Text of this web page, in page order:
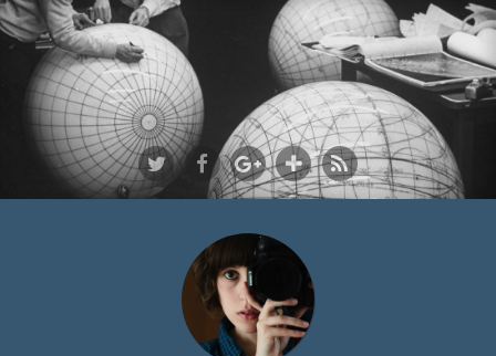
Ich bin Fyn,
23, und
wohne in
Köln